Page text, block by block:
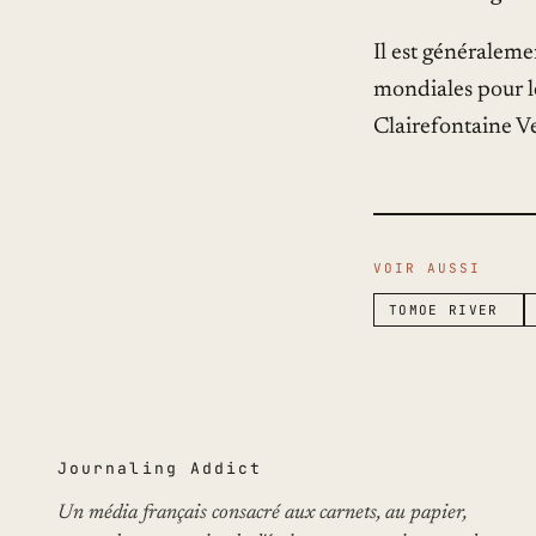
Il est
mondiales pour
Clairefontaine
VOIR AUSSI
TOMOE RIVER
Journaling Addict
Un média français consacré aux carnets, au papier,